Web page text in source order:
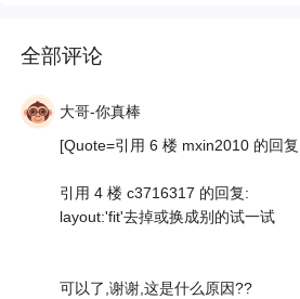
全部评论
大哥-你真棒
[Quote=引用 6 楼 mxin2010 的回
引用 4 楼 c3716317 的回复:
layout:'fit'去掉或换成别的试一试
可以了,谢谢,这是什么原因??